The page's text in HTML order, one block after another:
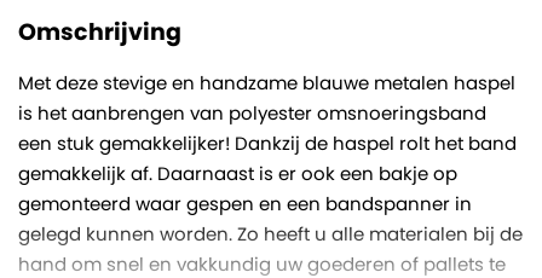
Omschrijving
Met deze stevige en handzame blauwe metalen haspel
is het aanbrengen van polyester omsnoeringsband
een stuk gemakkelijker! Dankzij de haspel rolt het band
gemakkelijk af. Daarnaast is er ook een bakje op
gemonteerd waar gespen en een bandspanner in
gelegd kunnen worden. Zo heeft u alle materialen bij de
hand om snel en vakkundig uw goederen of pallets te